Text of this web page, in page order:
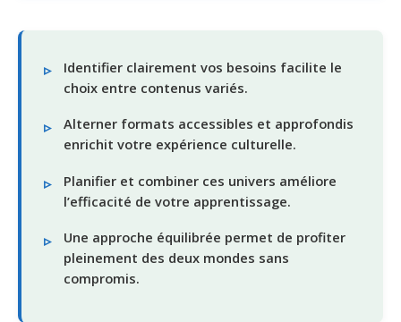
Identifier clairement vos besoins facilite le
choix entre contenus variés.
Alterner formats accessibles et approfondis
enrichit votre expérience culturelle.
Planifier et combiner ces univers améliore
l’efficacité de votre apprentissage.
Une approche équilibrée permet de profiter
pleinement des deux mondes sans
compromis.